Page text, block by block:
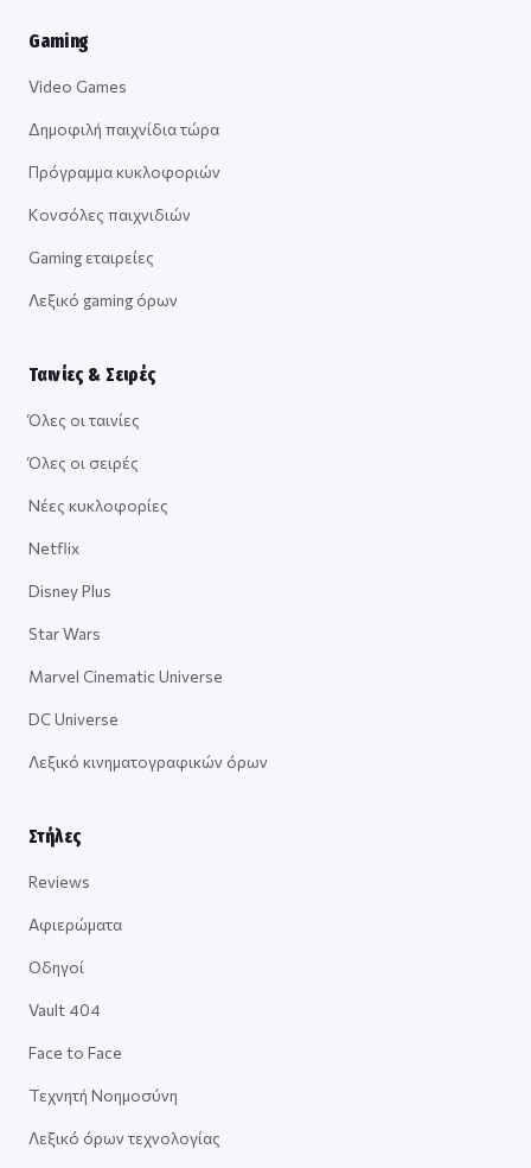
Gaming
Video Games
Δημοφιλή παιχνίδια τώρα
Πρόγραμμα κυκλοφοριών
Κονσόλες παιχνιδιών
Gaming εταιρείες
Λεξικό gaming όρων
Ταινίες & Σειρές
Όλες οι ταινίες
Όλες οι σειρές
Νέες κυκλοφορίες
Netflix
Disney Plus
Star Wars
Marvel Cinematic Universe
DC Universe
Λεξικό κινηματογραφικών όρων
Στήλες
Reviews
Αφιερώματα
Οδηγοί
Vault 404
Face to Face
Τεχνητή Νοημοσύνη
Λεξικό όρων τεχνολογίας